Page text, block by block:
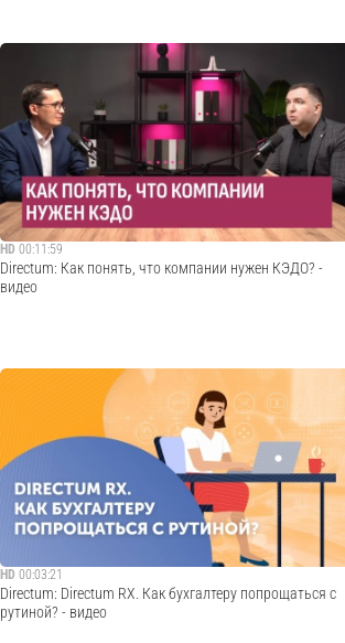
Все загадочно улыбались, когда в «Кузбассразрезуголь»
решили самостоятельно внедрить Directum RX из
«коробки». Никто не верил, что получится, а они взяли и
сделали — запустили несколько бизнес-процессов на все
общества Группы. Пр...
Cмотреть видео
HD 00:11:59
Directum: Как понять, что компании нужен КЭДО? -
видео
Долгий процесс согласования, ошибки в заявлениях,
регулярная потеря важных документов. Это лишь часть
сигналов, которые говорят о проблемах в кадровых
процессах. Другие «симптомы» могут быть не так
очевидны, при этом их последствия гораздо ...
Cмотреть видео
HD 00:03:21
Directum: Directum RX. Как бухгалтеру попрощаться с
рутиной? - видео